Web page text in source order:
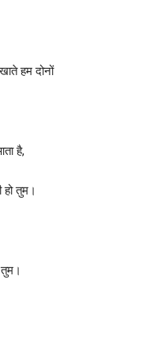
हम दोनों
है,
हो तुम।